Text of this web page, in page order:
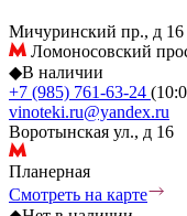
Мичуринский пр., д 16
Ломоносовский
◆В наличии
+7 (985) 761-63-24
vinoteki.ru@yandex.ru
Воротынская ул., д 16
Планерная
Смотреть на карте